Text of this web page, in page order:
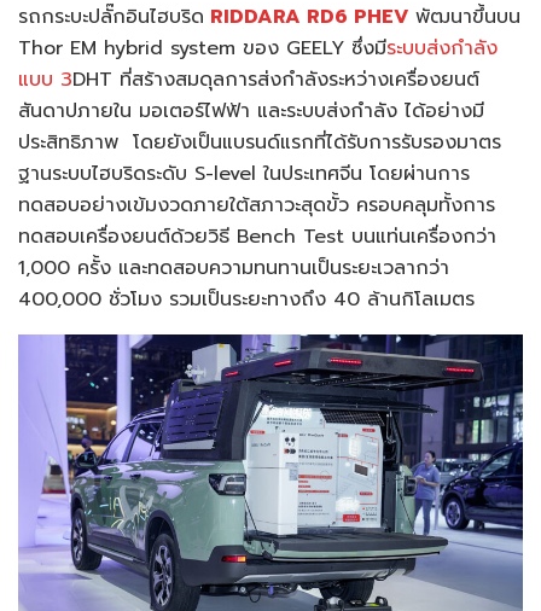
รถกระบะปลั๊กอินไฮบริด RIDDARA RD6 PHEV พัฒนาขึ้นบน
Thor EM hybrid system ของ GEELY ซึ่งมีระบบส่งกำลัง
แบบ 3DHT ที่สร้างสมดุลการส่งกำลังระหว่างเครื่องยนต์
สันดาปภายใน มอเตอร์ไฟฟ้า และระบบส่งกำลัง ได้อย่างมี
ประสิทธิภาพ โดยยังเป็นแบรนด์แรกที่ได้รับการรับรองมาตร
ฐานระบบไฮบริดระดับ S-level ในประเทศจีน โดยผ่านการ
ทดสอบอย่างเข้มงวดภายใต้สภาวะสุดขั้ว ครอบคลุมทั้งการ
ทดสอบเครื่องยนต์ด้วยวิธี Bench Test บนแท่นเครื่องกว่า
1,000 ครั้ง และทดสอบความทนทานเป็นระยะเวลากว่า
400,000 ชั่วโมง รวมเป็นระยะทางถึง 40 ล้านกิโลเมตร